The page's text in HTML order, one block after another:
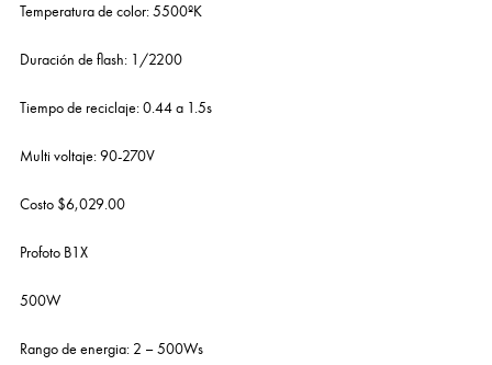
Temperatura de color: 5500ºK
Duración de flash: 1/2200
Tiempo de reciclaje: 0.44 a 1.5s
Multi voltaje: 90-270V
Costo $6,029.00
Profoto B1X
500W
Rango de energia: 2 – 500Ws